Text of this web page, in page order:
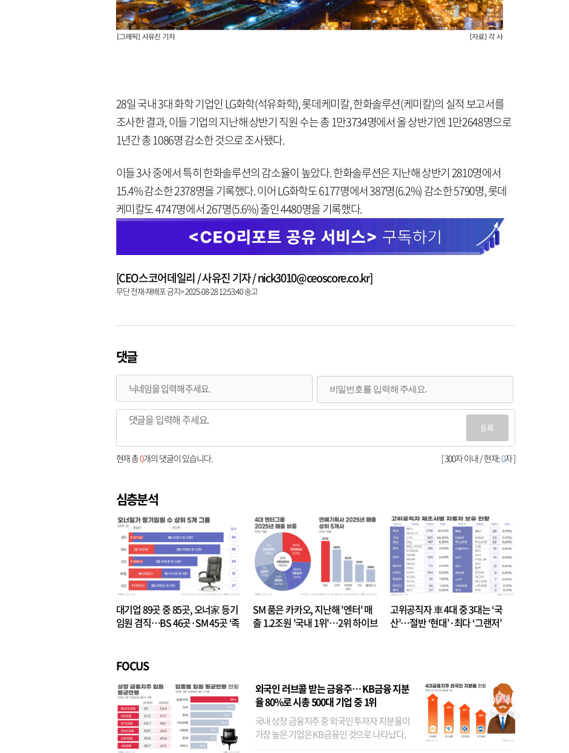
28일 국내 3대 화학 기업인 LG화학(석유화학), 롯데케미칼, 한화솔루션(케미칼)의 실적 보고서를
조사한 결과, 이들 기업의 지난해 상반기 직원 수는 총 1만3734명에서 올 상반기엔 1만2648명으로
1년간 총 1086명 감소한 것으로 조사됐다.
이들 3사 중에서 특히 한화솔루션의 감소율이 높았다. 한화솔루션은 지난해 상반기 2810명에서
15.4% 감소한 2378명을 기록했다. 이어 LG화학도 6177명에서 387명(6.2%) 감소한 5790명, 롯데
케미칼도 4747명에서 267명(5.6%) 줄인 4480명을 기록했다.
[CEO스코어데일리 / 사유진 기자 / nick3010@ceoscore.co.kr]
무단 전재-재배포 금지> 2025-08-28 12:53:40 송고
댓글
등록
[ 300자 이내 / 현재:0자 ]
현재 총0개의 댓글이 있습니다.
심층분석
대기업 89곳 중 85곳, 오너家 등기
임원 겸직…BS 46곳·SM 45곳 ‘족
SM 품은 카카오, 지난해 '엔터' 매
출 1.2조원 '국내 1위'…2위 하이브
고위공직자 車 4대 중 3대는 ‘국
산’…절반 ‘현대’·최다 ‘그랜저’
FOCUS
외국인 러브콜 받는 금융주… KB금융 지분
율 80%로 시총 500대 기업 중 1위
국내 상장 금융지주 중 외국인 투자자 지분율이
가장 높은 기업은 KB금융인 것으로 나타났다.